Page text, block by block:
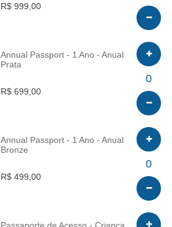
R$ 999,00
Annual Passport - 1 Ano - Anual
Prata
R$ 699,00
0
Annual Passport - 1 Ano - Anual
Bronze
R$ 499,00
0